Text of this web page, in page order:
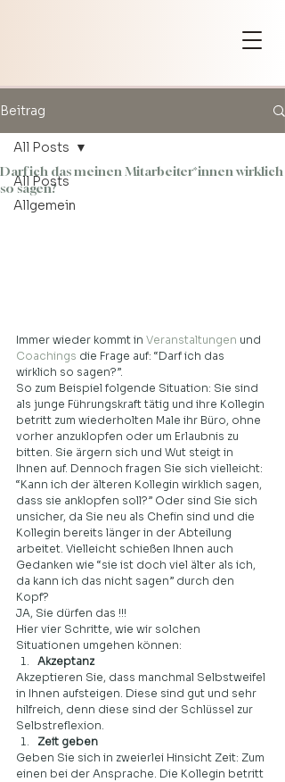
Beitrag
All Posts
Allgemein
All Posts
Darf ich das meinen Mitarbeiter*innen wirklich
so sagen?
Immer wieder kommt in Veranstaltungen und
Coachings die Frage auf: “Darf ich das
wirklich so sagen?”.
So zum Beispiel folgende Situation: Sie sind
als junge Führungskraft tätig und ihre Kollegin
betritt zum wiederholten Male ihr Büro, ohne
vorher anzuklopfen oder um Erlaubnis zu
bitten. Sie ärgern sich und Wut steigt in
Ihnen auf. Dennoch fragen Sie sich vielleicht:
“Kann ich der älteren Kollegin wirklich sagen,
dass sie anklopfen soll?” Oder sind Sie sich
unsicher, da Sie neu als Chefin sind und die
Kollegin bereits länger in der Abteilung
arbeitet. Vielleicht schießen Ihnen auch
Gedanken wie “sie ist doch viel älter als ich,
da kann ich das nicht sagen” durch den
Kopf?
JA, Sie dürfen das !!!
Hier vier Schritte, wie wir solchen
Situationen umgehen können:
Akzeptanz
Akzeptieren Sie, dass manchmal Selbstweifel
in Ihnen aufsteigen. Diese sind gut und sehr
hilfreich, denn diese sind der Schlüssel zur
Selbstreflexion.
Zeit geben
Geben Sie sich in zweierlei Hinsicht Zeit: Zum
einen bei der Ansprache. Die Kollegin betritt